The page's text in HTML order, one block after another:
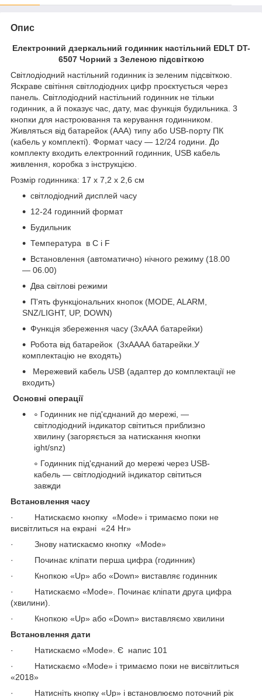
Опис
Електронний дзеркальний годинник настільний EDLT DT-
6507 Чорний з Зеленою підсвіткою
Світлодіодний настільний годинник із зеленим підсвіткою.
Яскраве світіння світлодіодних цифр проєктується через
панель. Світлодіодний настільний годинник не тільки
годинник, а й показує час, дату, має функція будильника. 3
кнопки для настроювання та керування годинником.
Живляться від батарейок (ААА) типу або USB-порту ПК
(кабель у комплекті). Формат часу — 12/24 години. До
комплекту входить електронний годинник, USB кабель
живлення, коробка з інструкцією.
Розмір годинника: 17 х 7,2 х 2,6 см
світлодіодний дисплей часу
12-24 годинний формат
Будильник
Температура в С і F
Встановлення (автоматично) нічного режиму (18.00
— 06.00)
Два світлові режими
П'ять функціональних кнопок (MODE, ALARM,
SNZ/LIGHT, UP, DOWN)
Функція збереження часу (3хААА батарейки)
Робота від батарейок (3хАААА батарейки.У
комплектацію не входять)
Мережевий кабель USB (адаптер до комплектації не
входить)
Основні операції
Годинник не під'єднаний до мережі, —
світлодіодний індикатор світиться приблизно
хвилину (загоряється за натискання кнопки
ight/snz)
Годинник під'єднаний до мережі через USB-
кабель — світлодіодний індикатор світиться
завжди
Встановлення часу
· Натискаємо кнопку «Mode» і тримаємо поки не
висвітлиться на екрані «24 Hr»
· Знову натискаємо кнопку «Mode»
· Починає кліпати перша цифра (годинник)
· Кнопкою «Up» або «Down» виставляє годинник
· Натискаємо «Mode». Починає кліпати друга цифра
(хвилини).
· Кнопкою «Up» або «Down» виставляємо хвилини
Встановлення дати
· Натискаємо «Mode». Є напис 101
· Натискаємо «Mode» і тримаємо поки не висвітлиться
«2018»
· Натисніть кнопку «Up» і встановлюємо поточний рік